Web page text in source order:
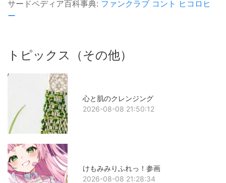
サードペディア百科事典: ファンクラブ コント ヒコロヒ
ー
トピックス（その他）
心と肌のクレンジング
2026-08-08 21:50:12
けもみみりふれっ！参画
2026-08-08 21:28:34